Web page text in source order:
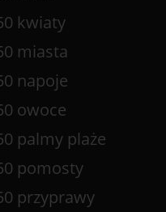
kwiaty
miasta
napoje
owoce
palmy plaże
pomosty
przyprawy